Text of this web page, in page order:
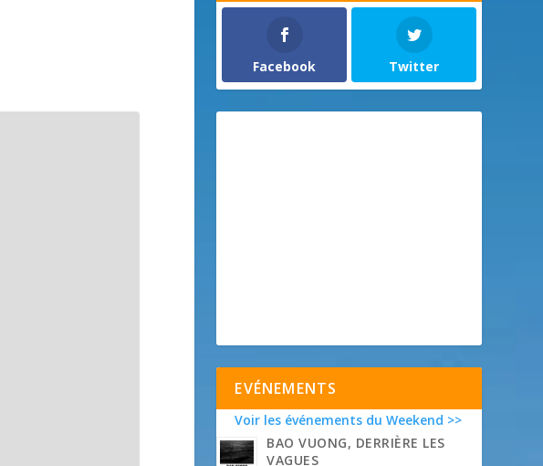
Facebook Twitter
EVÉNEMENTS
Voir les événements du Weekend >>
BAO VUONG, DERRIÈRE LES
VAGUES